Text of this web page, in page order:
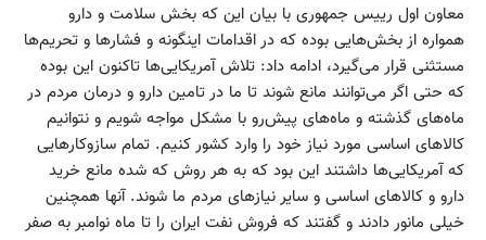
معاون اول رییس جمهوری با بیان این که بخش سلامت و دارو
همواره از بخش‌هایی بوده که در اقدامات اینگونه و فشارها و تحریم‌ها
مستثنی قرار می‌گیرد، ادامه داد: تلاش آمریکایی‌ها تاکنون این بوده
که حتی اگر می‌توانند مانع شوند تا ما در تامین دارو و درمان مردم در
ماه‌های گذشته و ماه‌های پیش‌رو با مشکل مواجه شویم و نتوانیم
کالاهای اساسی مورد نیاز خود را وارد کشور کنیم. تمام سازوکارهایی
که آمریکایی‌ها داشتند این بود که به هر روش که شده مانع خرید
دارو و کالاهای اساسی و سایر نیازهای مردم ما شوند. آنها همچنین
خیلی مانور دادند و گفتند که فروش نفت ایران را تا ماه نوامبر به صفر